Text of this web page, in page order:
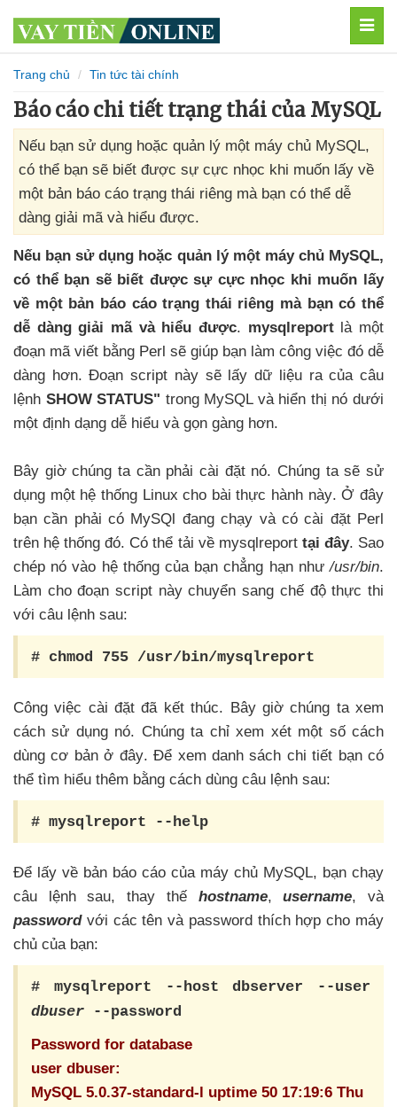
Trang chủ Tin tức tài chính
Báo cáo chi tiết trạng thái của MySQL
Nếu bạn sử dụng hoặc quản lý một máy chủ MySQL,
có thể bạn sẽ biết được sự cực nhọc khi muốn lấy về
một bản báo cáo trạng thái riêng mà bạn có thể dễ
dàng giải mã và hiểu được.
Nếu bạn sử dụng hoặc quản lý một máy chủ MySQL,
có thể bạn sẽ biết được sự cực nhọc khi muốn lấy
về một bản báo cáo trạng thái riêng mà bạn có thể
dễ dàng giải mã và hiểu được. mysqlreportlà một
đoạn mã viết bằng Perl sẽ giúp bạn làm công việc đó dễ
dàng hơn. Đoạn script này sẽ lấy dữ liệu racủa câu
lệnh SHOW STATUS" trong MySQL và hiển thị nó dưới
một định dạng dễ hiểu và gọn gàng hơn.
Bây giờ chúng ta cần phải cài đặt nó. Chúng tasẽ sử
dụng một hệ thống Linux cho bài thực hành này. Ở đây
bạn cần phải có MySQl đang chạy và có cài đặt Perl
trên hệ thống đó. Có thể tải về mysqlreport tại đây. Sao
chép nó vào hệ thống của bạn chẳng hạn như/usr/bin.
Làm cho đoạn script này chuyển sang chế độ thực thi
với câu lệnh sau:
# chmod 755 /usr/bin/mysqlreport
Công việc cài đặt đã kết thúc. Bây giờ chúng ta xem
cách sử dụng nó. Chúng ta chỉ xem xét một số cách
dùng cơ bản ở đây. Để xem danh sách chi tiết bạn có
thể tìm hiểu thêm bằng cách dùng câu lệnh sau:
# mysqlreport --help
Để lấy về bản báo cáo của máy chủ MySQL, bạn chạy
câu lệnh sau, thay thế hostname,username, và
password với các tên và password thích hợp cho máy
chủ của bạn:
# mysqlreport --host dbserver --user
dbuser --password
Password for database
user dbuser:
MySQL 5.0.37-standard-l uptime 50 17:19:6 Thu